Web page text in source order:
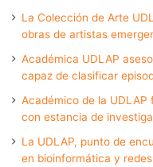
La Colección de Arte
obras de artistas
Académica UDLAP
capaz de clasificar
Académico de la
con estancia de
La UDLAP, punto de
en bioinformática y